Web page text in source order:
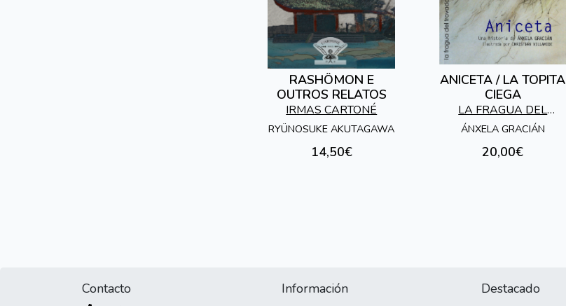
RASHÔMON E
OUTROS RELATOS
IRMAS CARTONÉ
RYÜNOSUKE AKUTAGAWA
14,50€
ANICETA / LA TOPITA
CIEGA
LA FRAGUA DEL
TROVADOR
ÁNXELA GRACIÁN
20,00€
Contacto Información Destacado